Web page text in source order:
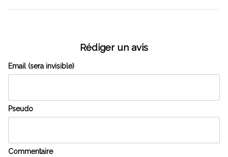
Rédiger un avis
Email (sera invisible)
Pseudo
Commentaire